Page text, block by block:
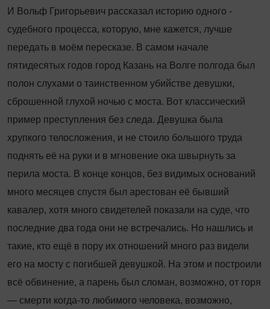
И Вольф Григорьевич рассказал историю одного ­
судебного процесса, которую, мне кажется, лучше
передать в моём пересказе. В самом начале
пятидесятых годов город Казань на Волге полгода был
полон слухами о таинственном убийстве девушки,
сброшенной глухой ночью с моста. Вот классический
пример преступления без следа. Девушка была
хрупкого телосложения, и не стоило большого труда
поднять её на руки и в мгновение ока швырнуть за
перила моста. В конце концов, без видимых оснований
много месяцев спустя был арестован её бывший
кавалер, хотя много свидетелей показали на суде, что
последние два года они не встречались. Но нашлись и
такие, кто ещё в пору их отношений много раз видели
его на мосту с погибшей девушкой. На этом и построили
всё обвинение, а парень был сломан, возможно, от горя
— смерти когда-то любимого человека, возможно,